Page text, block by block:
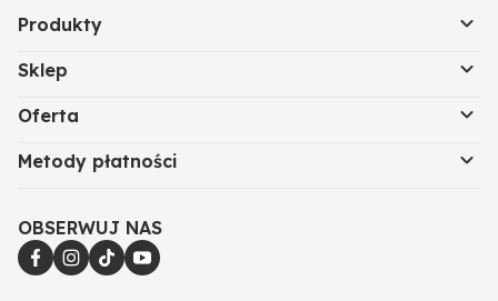
Produkty
Sklep
Oferta
Metody płatności
OBSERWUJ NAS